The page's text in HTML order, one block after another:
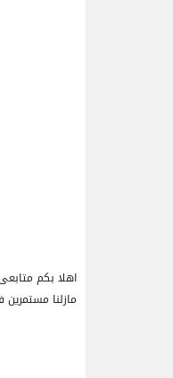
اهلا بكم
مازلنا مستمرين فى شرح اهم